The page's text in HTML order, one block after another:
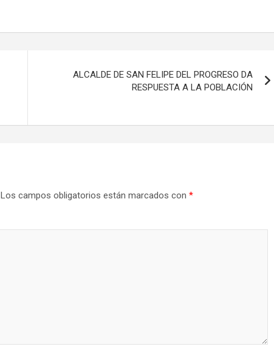
ALCALDE DE SAN FELIPE DEL PROGRESO DA
RESPUESTA A LA POBLACIÓN
Los campos obligatorios están marcados con *